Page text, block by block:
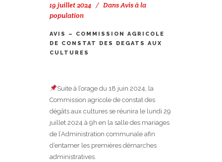
19 juillet 2024 DansAvis à la
population
AVIS – COMMISSION AGRICOLE
DE CONSTAT DES DEGATS AUX
CULTURES
Suite à l’orage du 18 juin 2024, la
Commission agricole de constat des
dégâts aux cultures se réunira le lundi 29
juillet 2024 à 9h en la salle des mariages
de l’Administration communale afin
d’entamer les premières démarches
administratives.